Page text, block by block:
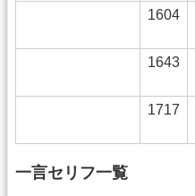
1604
1643
1717
一言セリフ一覧